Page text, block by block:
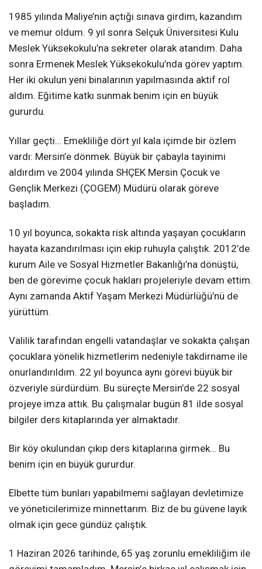
1985 yılında Maliye’nin açtığı sınava girdim, kazandım
ve memur oldum. 9 yıl sonra Selçuk Üniversitesi Kulu
Meslek Yüksekokulu’na sekreter olarak atandım. Daha
sonra Ermenek Meslek Yüksekokulu’nda görev yaptım.
Her iki okulun yeni binalarının yapılmasında aktif rol
aldım. Eğitime katkı sunmak benim için en büyük
gururdu.
Yıllar geçti… Emekliliğe dört yıl kala içimde bir özlem
vardı: Mersin’e dönmek. Büyük bir çabayla tayinimi
aldırdım ve 2004 yılında SHÇEK Mersin Çocuk ve
Gençlik Merkezi (ÇOGEM) Müdürü olarak göreve
başladım.
10 yıl boyunca, sokakta risk altında yaşayan çocukların
hayata kazandırılması için ekip ruhuyla çalıştık. 2012’de
kurum Aile ve Sosyal Hizmetler Bakanlığı’na dönüştü,
ben de görevime çocuk hakları projeleriyle devam ettim.
Aynı zamanda Aktif Yaşam Merkezi Müdürlüğü’nü de
yürüttüm.
Valilik tarafından engelli vatandaşlar ve sokakta çalışan
çocuklara yönelik hizmetlerim nedeniyle takdirname ile
onurlandırıldım. 22 yıl boyunca aynı görevi büyük bir
özveriyle sürdürdüm. Bu süreçte Mersin’de 22 sosyal
projeye imza attık. Bu çalışmalar bugün 81 ilde sosyal
bilgiler ders kitaplarında yer almaktadır.
Bir köy okulundan çıkıp ders kitaplarına girmek… Bu
benim için en büyük gururdur.
Elbette tüm bunları yapabilmemi sağlayan devletimize
ve yöneticilerimize minnettarım. Biz de bu güvene layık
olmak için gece gündüz çalıştık.
1 Haziran 2026 tarihinde, 65 yaş zorunlu emekliliğim ile